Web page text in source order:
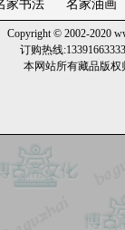
家书法 名家油画
Copyright © 2002-2020
订购热线
本网站所有藏品版